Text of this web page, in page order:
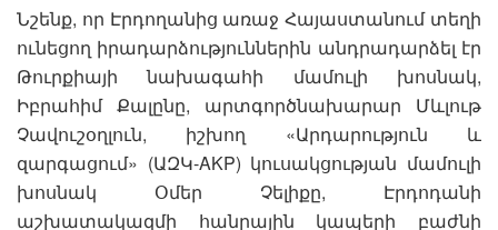
Նշենք, որ Էրդողանից առաջ Հայաստանում տեղի
ունեցող իրադարձություններին անդրադարձել էր
Թուրքիայի նախագահի մամուլի խոսնակ,
Իբրահիմ Քալընը, արտգործնախարար Մևլութ
Չավուշօղլուն, իշխող «Արդարություն և
զարգացում» (ԱԶԿ-AKP) կուսակցության մամուլի
խոսնակ Օմեր Չելիքը, Էրդոդանի
աշխատակազմի հանրային կապերի բաժնի